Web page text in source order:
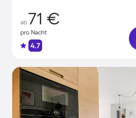
ab 71 €
pro Nacht
4.7